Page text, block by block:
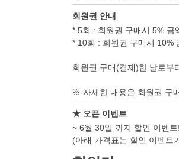
회원권 안내
* 5회 : 회원권 구매시 5% 금
* 10회 : 회원권 구매시 10%
회원권 구매(결제)한 날로부
※ 자세한 내용은 회원권 구
★ 오픈 이벤트
~ 6월 30일 까지 할인 이벤트
(아래 가격표는 할인 이벤트